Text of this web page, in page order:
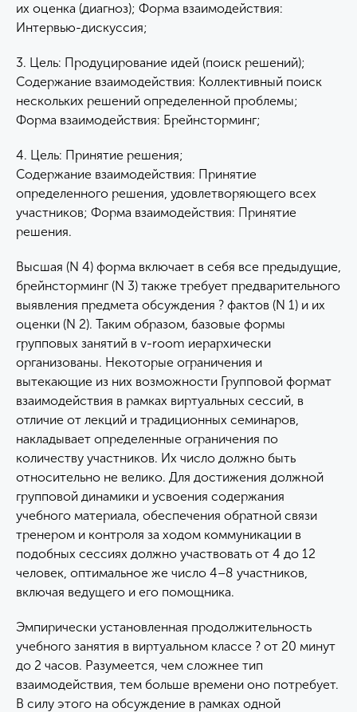
их оценка (диагноз); Форма взаимодействия:
Интервью-дискуссия;
3. Цель: Продуцирование идей (поиск решений);
Содержание взаимодействия: Коллективный поиск
нескольких решений определенной проблемы;
Форма взаимодействия: Брейнсторминг;
4. Цель: Принятие решения;
Содержание взаимодействия: Принятие
определенного решения, удовлетворяющего всех
участников; Форма взаимодействия: Принятие
решения.
Высшая (N 4) форма включает в себя все предыдущие,
брейнсторминг (N 3) также требует предварительного
выявления предмета обсуждения ? фактов (N 1) и их
оценки (N 2). Таким образом, базовые формы
групповых занятий в v-room иерархически
организованы. Некоторые ограничения и
вытекающие из них возможности Групповой формат
взаимодействия в рамках виртуальных сессий, в
отличие от лекций и традиционных семинаров,
накладывает определенные ограничения по
количеству участников. Их число должно быть
относительно не велико. Для достижения должной
групповой динамики и усвоения содержания
учебного материала, обеспечения обратной связи
тренером и контроля за ходом коммуникации в
подобных сессиях должно участвовать от 4 до 12
человек, оптимальное же число 4–8 участников,
включая ведущего и его помощника.
Эмпирически установленная продолжительность
учебного занятия в виртуальном классе ? от 20 минут
до 2 часов. Разумеется, чем сложнее тип
взаимодействия, тем больше времени оно потребует.
В силу этого на обсуждение в рамках одной